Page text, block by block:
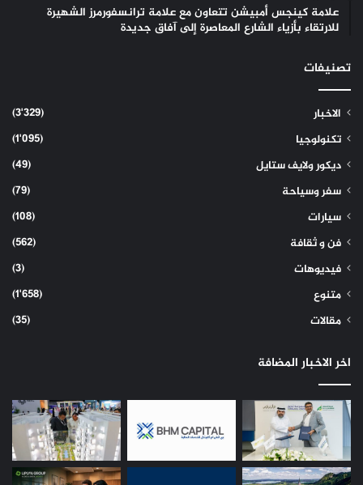
علامة كينجس أمبيشن تتعاون مع علامة ترانسفورمرز الشهيرة
للارتقاء بأزياء الشارع المعاصرة إلى آفاق جديدة
تصنيفات
الاخبار
(3٬329)
تكنولوجيا
(1٬095)
ديكور ولايف ستايل
(49)
سفر وسياحة
(79)
سيارات
(108)
فن و ثقافة
(562)
فيديوهات
(3)
متنوع
(1٬658)
مقالات
(35)
اخر الاخبار المضافة